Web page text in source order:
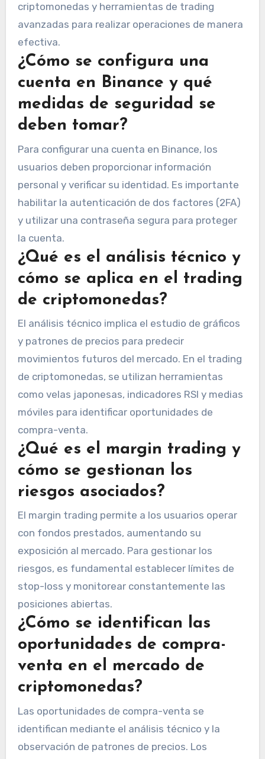
criptomonedas y herramientas de trading
avanzadas para realizar operaciones de manera
efectiva.
¿Cómo se configura una
cuenta en Binance y qué
medidas de seguridad se
deben tomar?
Para configurar una cuenta en Binance, los
usuarios deben proporcionar información
personal y verificar su identidad. Es importante
habilitar la autenticación de dos factores (2FA)
y utilizar una contraseña segura para proteger
la cuenta.
¿Qué es el análisis técnico y
cómo se aplica en el trading
de criptomonedas?
El análisis técnico implica el estudio de gráficos
y patrones de precios para predecir
movimientos futuros del mercado. En el trading
de criptomonedas, se utilizan herramientas
como velas japonesas, indicadores RSI y medias
móviles para identificar oportunidades de
compra-venta.
¿Qué es el margin trading y
cómo se gestionan los
riesgos asociados?
El margin trading permite a los usuarios operar
con fondos prestados, aumentando su
exposición al mercado. Para gestionar los
riesgos, es fundamental establecer límites de
stop-loss y monitorear constantemente las
posiciones abiertas.
¿Cómo se identifican las
oportunidades de compra-
venta en el mercado de
criptomonedas?
Las oportunidades de compra-venta se
identifican mediante el análisis técnico y la
observación de patrones de precios. Los